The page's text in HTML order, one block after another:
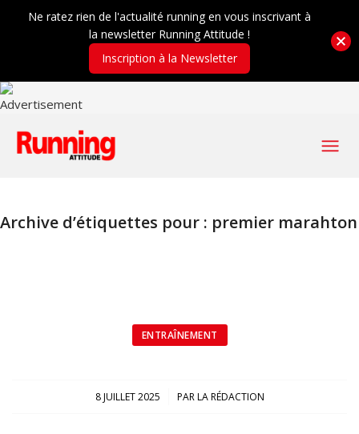
Archive d’étiquettes pour : premier marahton
ENTRAÎNEMENT
8 JUILLET 2025
/ PARLA RÉDACTION
Ne ratez rien de l'actualité running en vous inscrivant à
la newsletter Running Attitude !
Inscription à la Newsletter